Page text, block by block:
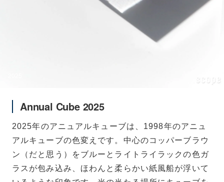
Annual Cube 2025
2025年のアニュアルキューブは、1998年のアニュ
アルキューブの色変えです。中心のコッパーブラウ
ン（だと思う）をブルーとライトライラックの色ガ
ラスが包み込み、ほわんと柔らかい紙風船が浮いて